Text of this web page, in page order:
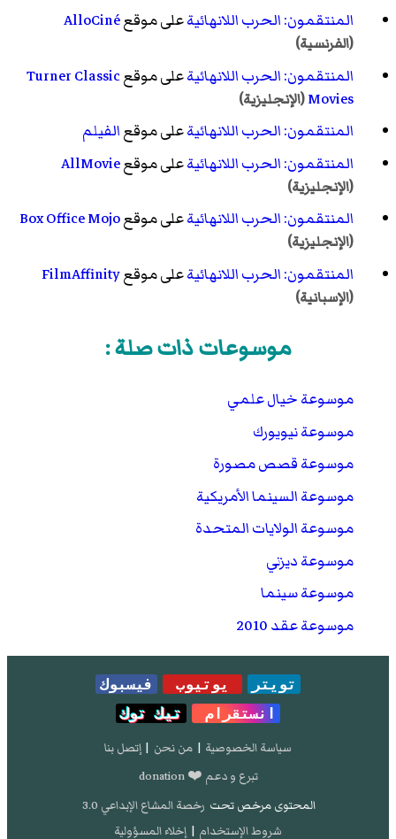
Films, CAP & THOR 3 Subtitles".Newsarama
(باللغة
الإنجليزية). مؤرشف من
"Joe & Anthony Russo to Direct 2-Part Marvel's
News | Marvel.com
"المنتقمون: لعبة النهاية" يحطم الأرقام القياسية لإيرادات
الأفلام"(باللغة الإنجليزية). 2019-04-29. مؤرشف من
الأصلفي 01 مايو 2019
المنتقمون: الحرب اللانهائيةعلى موقعAlloCiné
(الفرنسية)
المنتقمون: الحرب اللانهائيةعلى موقعTurner Classic
Movies(الإنجليزية)
المنتقمون: الحرب اللانهائيةعلى موقعالفيلم
المنتقمون: الحرب اللانهائيةعلى موقعAllMovie
(الإنجليزية)
المنتقمون: الحرب اللانهائيةعلى موقعBox Office Mojo
(الإنجليزية)
المنتقمون: الحرب اللانهائيةعلى موقعFilmAffinity
(الإسبانية)
موسوعات ذات صلة :
موسوعة خيال علمي
موسوعة نيويورك
موسوعة قصص مصورة
موسوعة السينما الأمريكية
موسوعة الولايات المتحدة
موسوعة ديزني
موسوعة سينما
موسوعة عقد 2010
تويتر يوتيوب
فيسبوك
انستقرام
تيك توك
سياسة الخصوصية | من نحن | إتصل بنا
تبرع و دعم ❤️ donation
المحتوى مرخص تحت رخصة المشاع الإبداعي 3.0
شروط الإستخدام | إخلاء المسؤولية